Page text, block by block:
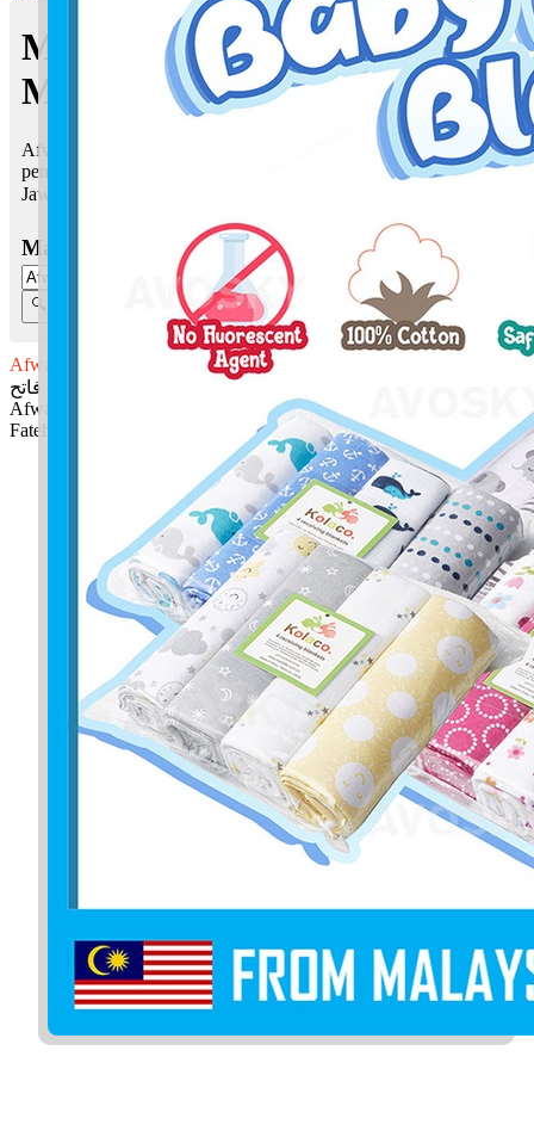
Maksud nama Afwa Fateh |
Maksud Nama dalam Islam
Afwa Fateh bermaksud Keampunan; Pembuka, perintis,
pemenang, penakluk
Jawi:
Masukkan Nama:
Afwa Fateh
عفوا فاتح
Afwa: Keampunan
Fateh: Pembuka, perintis, pemenang, penakluk
✚ Baju Baby Custom Nama 'Afwa Fateh'